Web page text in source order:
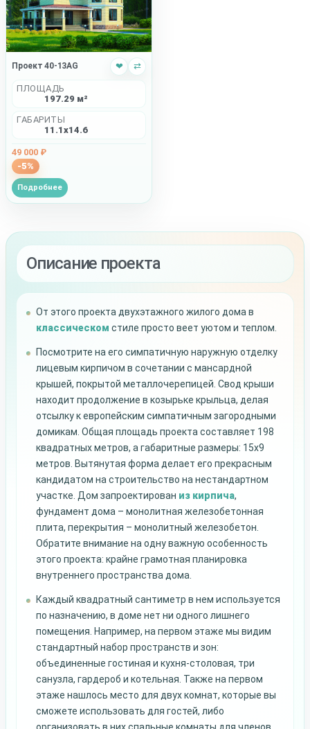
Проект 40-13AG ❤ ⇄
ПЛОЩАДЬ
197.29 м²
ГАБАРИТЫ
11.1x14.6
49 000 ₽
-5%
Подробнее
Описание проекта
От этого проекта двухэтажного жилого дома в
классическом стиле просто веет уютом и теплом.
Посмотрите на его симпатичную наружную отделку
лицевым кирпичом в сочетании с мансардной
крышей, покрытой металлочерепицей. Свод крыши
находит продолжение в козырьке крыльца, делая
отсылку к европейским симпатичным загородными
домикам. Общая площадь проекта составляет 198
квадратных метров, а габаритные размеры: 15х9
метров. Вытянутая форма делает его прекрасным
кандидатом на строительство на нестандартном
участке. Дом запроектирован из кирпича,
фундамент дома – монолитная железобетонная
плита, перекрытия – монолитный железобетон.
Обратите внимание на одну важную особенность
этого проекта: крайне грамотная планировка
внутреннего пространства дома.
Каждый квадратный сантиметр в нем используется
по назначению, в доме нет ни одного лишнего
помещения. Например, на первом этаже мы видим
стандартный набор пространств и зон:
объединенные гостиная и кухня-столовая, три
санузла, гардероб и котельная. Также на первом
этаже нашлось место для двух комнат, которые вы
сможете использовать для гостей, либо